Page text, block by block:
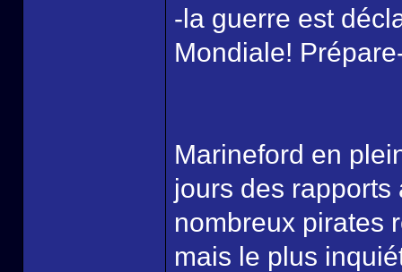
-la guerre est
Mondiale!
Marineford en
jours des
nombreux pirates
mais le plus